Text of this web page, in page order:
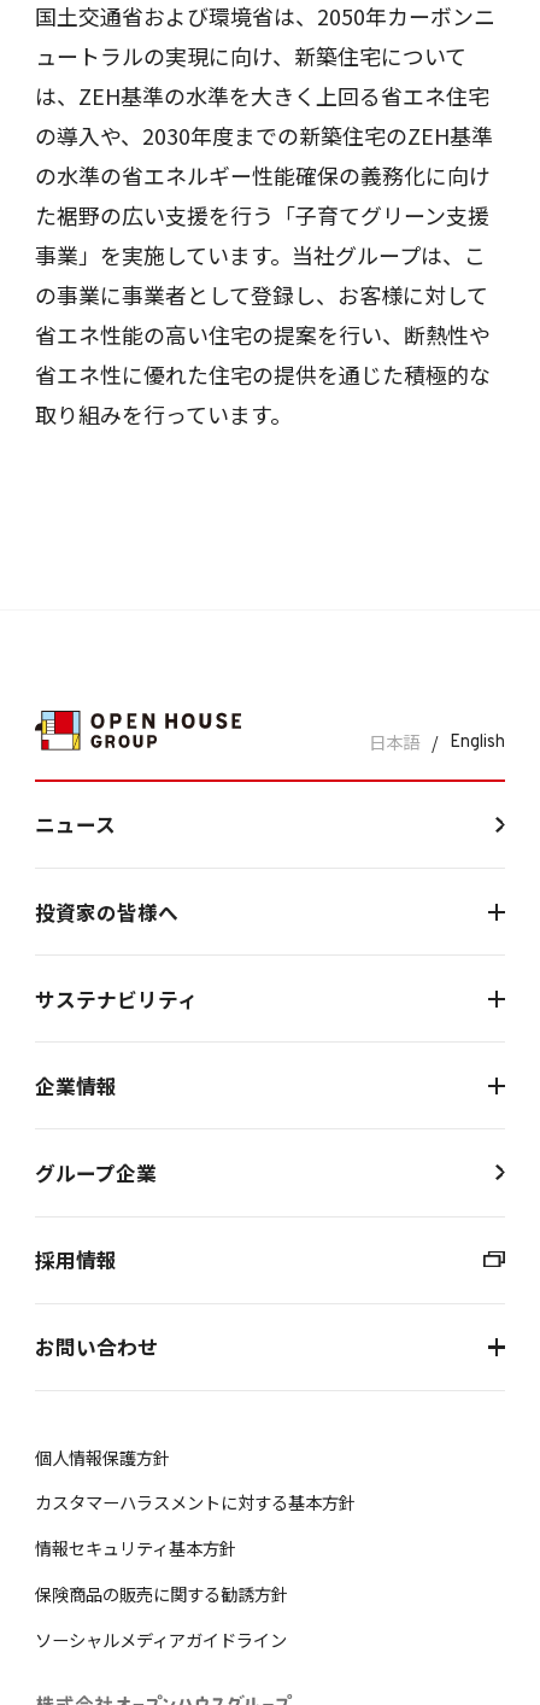
国土交通省および環境省は、2050年カーボンニ
ュートラルの実現に向け、新築住宅について
は、ZEH基準の水準を大きく上回る省エネ住宅
の導入や、2030年度までの新築住宅のZEH基準
の水準の省エネルギー性能確保の義務化に向け
た裾野の広い支援を行う「子育てグリーン支援
事業」を実施しています。当社グループは、こ
の事業に事業者として登録し、お客様に対して
省エネ性能の高い住宅の提案を行い、断熱性や
省エネ性に優れた住宅の提供を通じた積極的な
取り組みを行っています。
日本語 / English
投資家の皆様へ
サステナビリティ
企業情報
グループ企業
採用情報
ニュース
お問い合わせ
個⼈情報保護⽅針
カスタマーハラスメントに対する基本方針
情報セキュリティ基本方針
保険商品の販売に関する勧誘⽅針
ソーシャルメディアガイドライン